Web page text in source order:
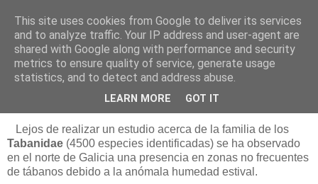
Está de pinga
19/8/12
Los tábanos autumnalis
Lejos de realizar un estudio acerca de la familia de los
Tabanidae (4500 especies identificadas) se ha observado
en el norte de Galicia una presencia en zonas no frecuentes
de tábanos debido a la anómala humedad estival.
This site uses cookies from Google to deliver its services
and to analyze traffic. Your IP address and user-agent are
shared with Google along with performance and security
metrics to ensure quality of service, generate usage
statistics, and to detect and address abuse.
LEARN MORE GOT IT